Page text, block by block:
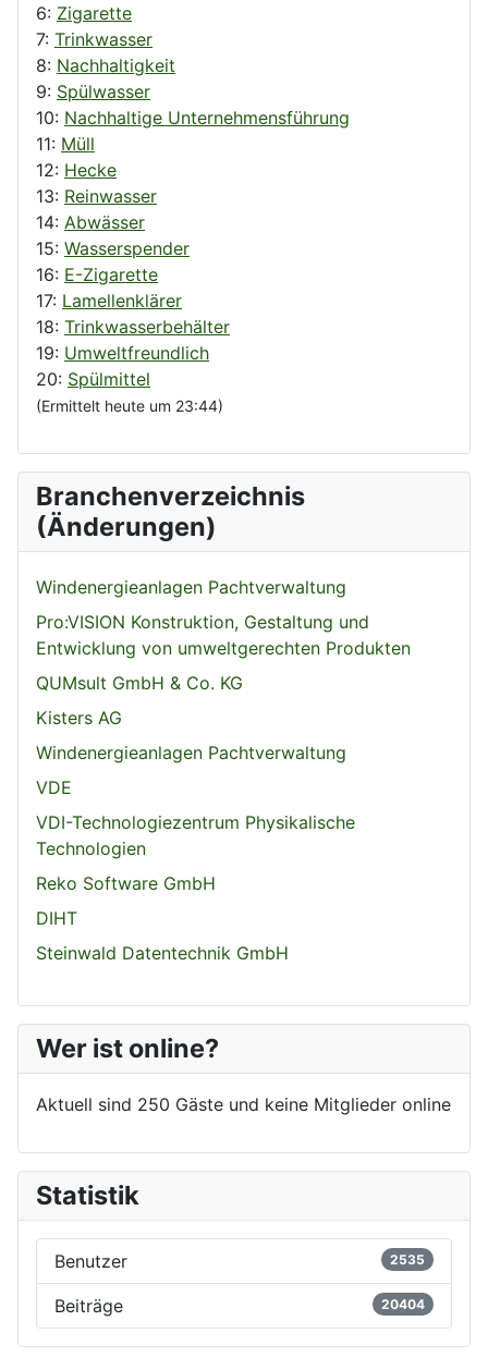
6: Zigarette
7: Trinkwasser
8: Nachhaltigkeit
9: Spülwasser
10: Nachhaltige Unternehmensführung
11: Müll
12: Hecke
13: Reinwasser
14: Abwässer
15: Wasserspender
16: E-Zigarette
17: Lamellenklärer
18: Trinkwasserbehälter
19: Umweltfreundlich
20: Spülmittel
(Ermittelt heute um 23:44)
Branchenverzeichnis
(Änderungen)
Windenergieanlagen Pachtverwaltung
Pro:VISION Konstruktion, Gestaltung und
Entwicklung von umweltgerechten Produkten
QUMsult GmbH & Co. KG
Kisters AG
Windenergieanlagen Pachtverwaltung
VDE
VDI-Technologiezentrum Physikalische
Technologien
Reko Software GmbH
DIHT
Steinwald Datentechnik GmbH
Wer ist online?
Aktuell sind 250 Gäste und keine Mitglieder online
Statistik
Benutzer 2535
Beiträge 20404